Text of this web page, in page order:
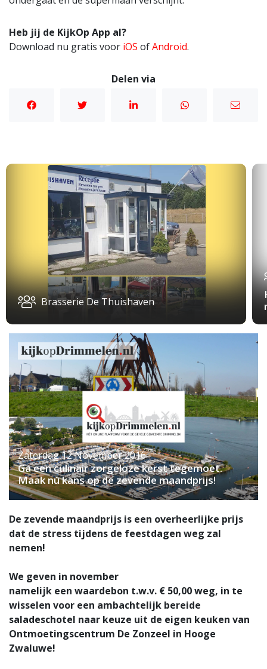
Heb jij de KijkOp App al?
Download nu gratis voor iOS ofAndroid.
Delen via
Brasserie De Thuishaven
Zaterdag 12 November 2016
Ga een culinair zorgeloze kerst tegemoet.
Maak nú kans op de zevende maandprijs!
De zevende maandprijs is een overheerlijke prijs
dat de stress tijdens de feestdagen weg zal
nemen!
We geven in november
namelijk een waardebon t.w.v. € 50,00weg, in te
wisselen voor een ambachtelijk bereide
saladeschotel naar keuze uit de eigen keuken van
Ontmoetingscentrum De Zonzeel in Hooge
Zwaluwe!